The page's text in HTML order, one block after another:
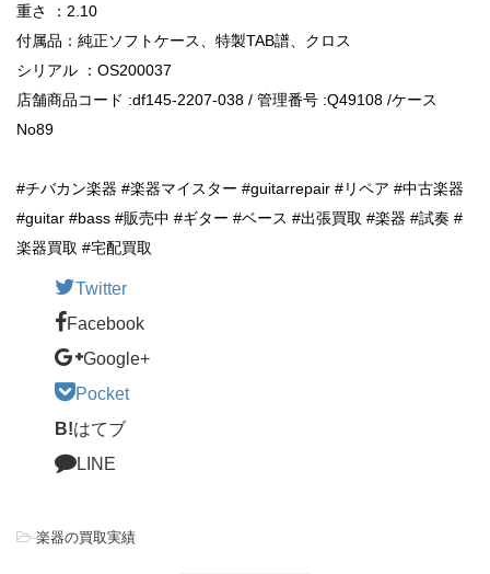
重さ ：2.10
付属品：純正ソフトケース、特製TAB譜、クロス
シリアル ：OS200037
店舗商品コード :df145-2207-038 / 管理番号 :Q49108 /ケース
No89
#チバカン楽器 #楽器マイスター #guitarrepair #リペア #中古楽器
#guitar #bass #販売中 #ギター #ベース #出張買取 #楽器 #試奏 #
楽器買取 #宅配買取
Twitter
Facebook
Google+
Pocket
B!はてブ
LINE
-楽器の買取実績